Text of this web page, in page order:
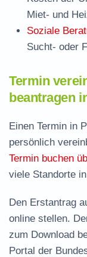
Miet- und
Soziale
Sucht- oder
Termin
beantragen
Einen Termin in
persönlich
Termin buchen
viele Standorte
Den Erstantrag
online stellen.
zum Download
Portal der